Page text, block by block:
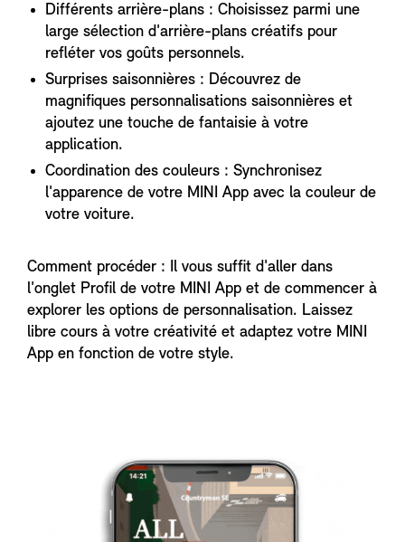
Différents arrière-plans : Choisissez parmi une
large sélection d'arrière-plans créatifs pour
refléter vos goûts personnels.
Surprises saisonnières : Découvrez de
magnifiques personnalisations saisonnières et
ajoutez une touche de fantaisie à votre
application.
Coordination des couleurs : Synchronisez
l'apparence de votre MINI App avec la couleur de
votre voiture.
Comment procéder : Il vous suffit d'aller dans
l'onglet Profil de votre MINI App et de commencer à
explorer les options de personnalisation. Laissez
libre cours à votre créativité et adaptez votre MINI
App en fonction de votre style.